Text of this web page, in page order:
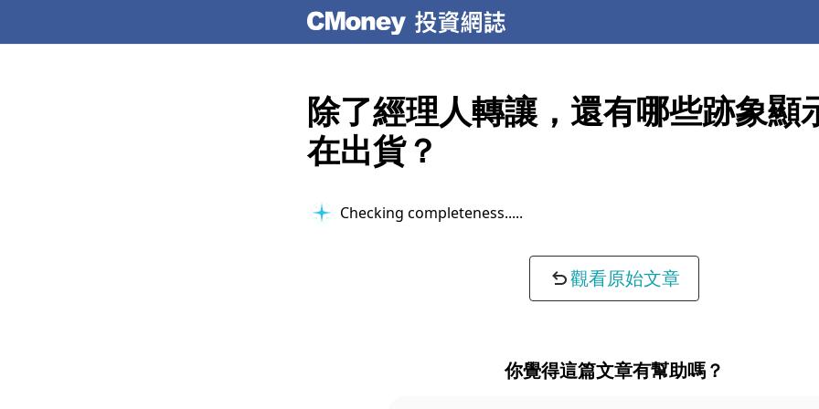
除了經理人轉讓，還有哪些跡象顯
在出貨？
Checking completeness...
觀看原始文章
你覺得這篇文章有幫助嗎？